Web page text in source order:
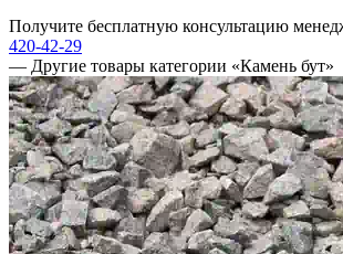
Получите бесплатную консультацию
420-42-29
— Другие товары категории «Камень бут»